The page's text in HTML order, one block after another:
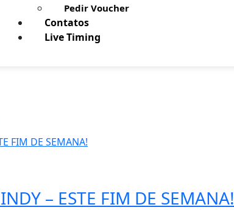
Pedir Voucher
Contatos
Live Timing
– ESTE FIM DE SEMANA!